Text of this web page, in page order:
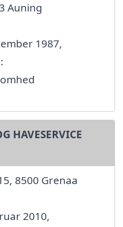
Auning
1987,
HAVESERVICE
8500 Grenaa
2010,